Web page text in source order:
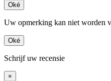
Oké
Uw opmerking kan niet worden
Oké
Schrijf uw recensie
×